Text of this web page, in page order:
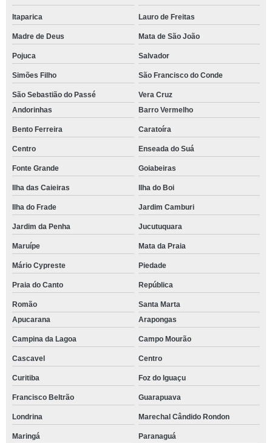
Itaparica Lauro de Freitas
Madre de Deus Mata de São João
Pojuca Salvador
Simões Filho São Francisco do Conde
São Sebastião do Passé
Vera Cruz
Andorinhas
Barro Vermelho
Bento Ferreira Caratoíra
Centro Enseada do Suá
Fonte Grande Goiabeiras
Ilha das Caieiras Ilha do Boi
Ilha do Frade Jardim Camburi
Jardim da Penha Jucutuquara
Maruípe Mata da Praia
Mário Cypreste Piedade
Praia do Canto República
Romão
Santa Marta
Apucarana
Arapongas
Campina da Lagoa Campo Mourão
Cascavel Centro
Curitiba Foz do Iguaçu
Francisco Beltrão Guarapuava
Londrina Marechal Cândido Rondon
Maringá Paranaguá